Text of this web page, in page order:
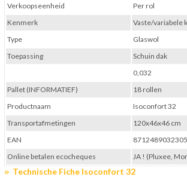
Technische Fiche Isoconfort 32
Verkoopseenheid
Per rol
Kenmerk
Vaste/variabele
Type
Glaswol
Toepassing
Schuin dak
0,032
Pallet (INFORMATIEF)
18 rollen
Productnaam
Isoconfort 32
Transportafmetingen
120x46x46 cm
EAN
8712489032305
Online betalen ecocheques
JA ! (Pluxee,